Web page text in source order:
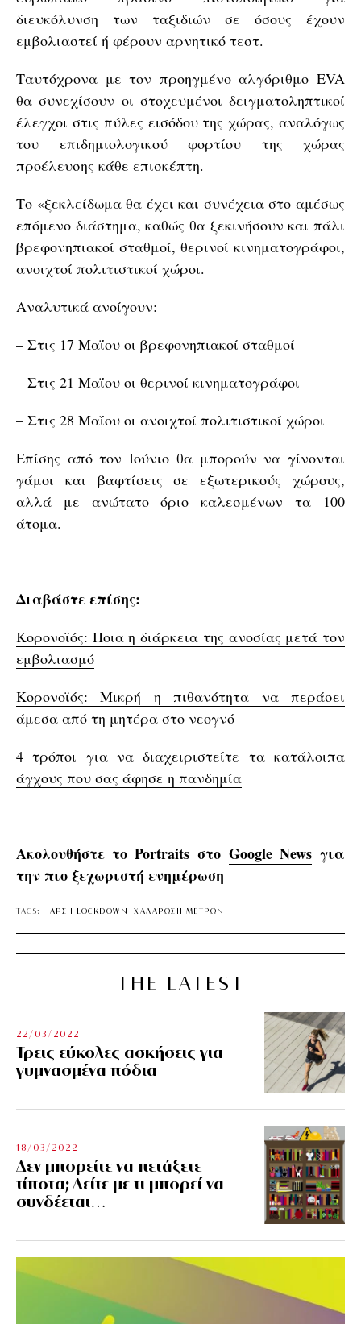
διευκόλυνση των ταξιδιών σε όσους έχουν
εμβολιαστεί ή φέρουν αρνητικό τεστ.
Ταυτόχρονα με τον προηγμένο αλγόριθμο EVA
θα συνεχίσουν οι στοχευμένοι δειγματοληπτικοί
έλεγχοι στις πύλες εισόδου της χώρας, αναλόγως
του επιδημιολογικού φορτίου της χώρας
προέλευσης κάθε επισκέπτη.
Το «ξεκλείδωμα θα έχει και συνέχεια στο αμέσως
επόμενο διάστημα, καθώς θα ξεκινήσουν και πάλι
βρεφονηπιακοί σταθμοί, θερινοί κινηματογράφοι,
ανοιχτοί πολιτιστικοί χώροι.
Αναλυτικά ανοίγουν:
– Στις 17 Μαΐου οι βρεφονηπιακοί σταθμοί
– Στις 21 Μαΐου οι θερινοί κινηματογράφοι
– Στις 28 Μαΐου οι ανοιχτοί πολιτιστικοί χώροι
Επίσης από τον Ιούνιο θα μπορούν να γίνονται
γάμοι και βαφτίσεις σε εξωτερικούς χώρους,
αλλά με ανώτατο όριο καλεσμένων τα 100
άτομα.
Διαβάστε επίσης:
Κορονοϊός: Ποια η διάρκεια της ανοσίας μετά τον
εμβολιασμό
Κορονοϊός: Μικρή η πιθανότητα να περάσει
άμεσα από τη μητέρα στο νεογνό
4 τρόποι για να διαχειριστείτε τα κατάλοιπα
άγχους που σας άφησε η πανδημία
Ακολουθήστε το Portraits στο Google Newsγια
την πιο ξεχωριστή ενημέρωση
TAGS: ΑΡΣΗ LOCKDOWN ΧΑΛΑΡΩΣΗ ΜΕΤΡΩΝ
THE LATEST
22/03/2022
Τρεις εύκολες ασκήσεις για
γυμνασμένα πόδια
18/03/2022
Δεν μπορείτε να πετάξετε
τίποτα; Δείτε με τι μπορεί να
συνδέεται…